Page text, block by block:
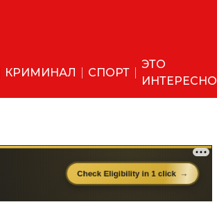
КРИМИНАЛ СПОРТ
ЭТО
ИНТЕРЕСНО